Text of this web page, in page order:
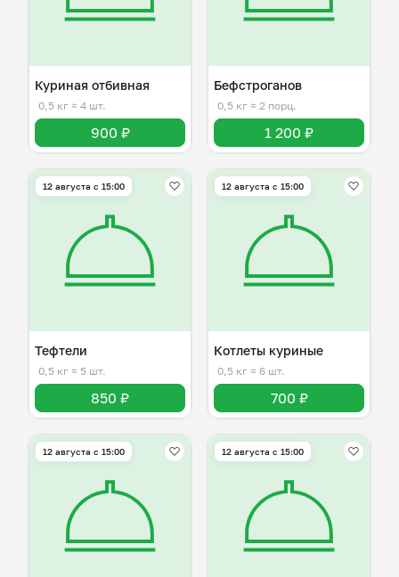
Куриная отбивная
0,5 кг ≈ 4 шт.
900 ₽
Бефстроганов
0,5 кг ≈ 2 порц.
1 200 ₽
12 августа с 15:00
Тефтели
0,5 кг ≈ 5 шт.
850 ₽
12 августа с 15:00
Котлеты куриные
0,5 кг ≈ 6 шт.
700 ₽
12 августа с 15:00 12 августа с 15:00